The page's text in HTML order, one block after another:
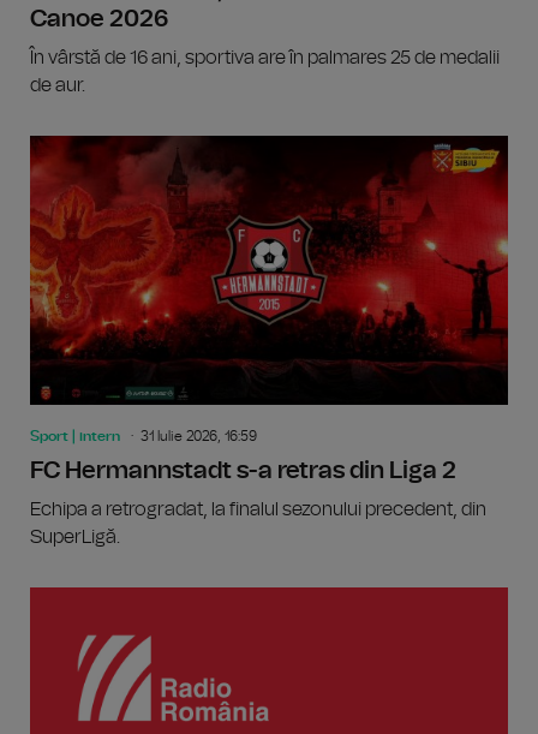
Canoe 2026
În vârstă de 16 ani, sportiva are în palmares 25 de medalii
de aur.
Sport | intern 31 Iulie 2026, 16:59
FC Hermannstadt s-a retras din Liga 2
Echipa a retrogradat, la finalul sezonului precedent, din
SuperLigă.